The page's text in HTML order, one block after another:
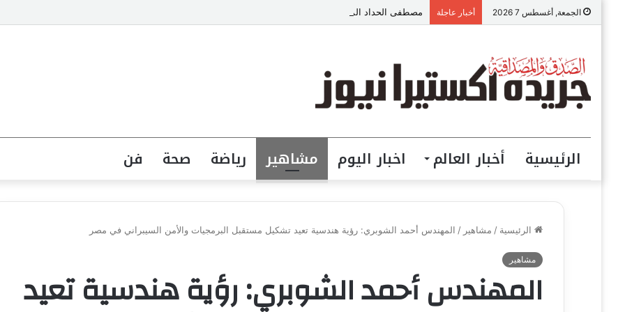
الجمعة, أغسطس 7 2026 أخبار عاجلة مصطفى الحداد المحامى: المواجهة القانونية لخطاب الكراهية تبدأ بتشريع واضح ووعي مجتمعي
الرئيسية أخبار العالم اخبار اليوم مشاهير رياضة صحة فن
الرئيسية / مشاهير / المهندس أحمد الشوبري: رؤية هندسية تعيد تشكيل مستقبل البرمجيات والأمن السيبراني في مصر
مشاهير
المهندس أحمد الشوبري: رؤية هندسية تعيد